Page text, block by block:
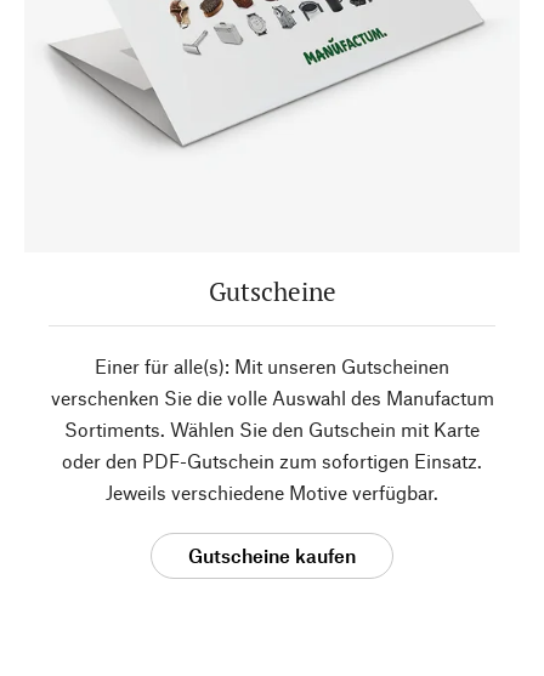
Gutscheine
Einer für alle(s): Mit unseren Gutscheinen
verschenken Sie die volle Auswahl des Manufactum
Sortiments. Wählen Sie den Gutschein mit Karte
oder den PDF-Gutschein zum sofortigen Einsatz.
Jeweils verschiedene Motive verfügbar.
Gutscheine kaufen